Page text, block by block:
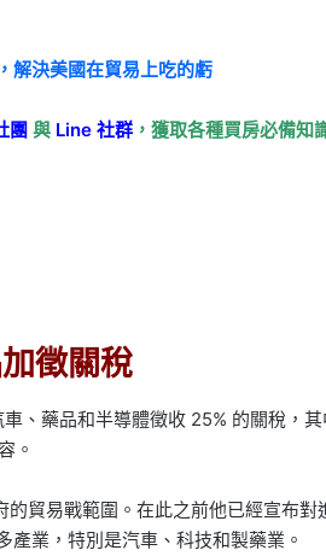
解決美國在貿易上吃的虧
團 與 Line 社群，獲取各種買房必備知
徵關稅
、藥品和半導體徵收 25% 的關稅，
。
貿易戰範圍。在此之前他已經宣布對
業，特別是汽車、科技和製藥業。